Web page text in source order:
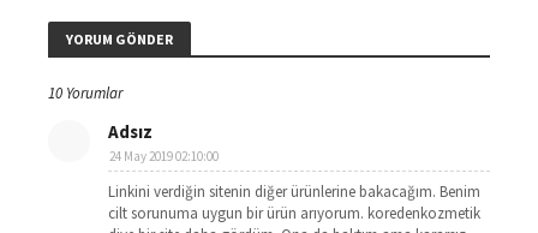
YORUM GÖNDER
10 Yorumlar
Adsız
24 May 2019 02:10:00
Linkini verdiğin sitenin diğer ürünlerine bakacağım. Benim
cilt sorunuma uygun bir ürün arıyorum. koredenkozmetik